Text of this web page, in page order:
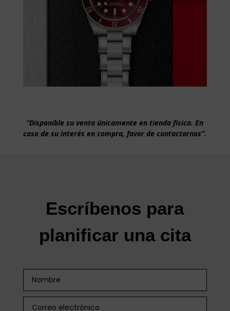
“Disponible su venta únicamente en tienda física. En
caso de su interés en compra, favor de contactarnos”.
Escríbenos para
planificar una cita